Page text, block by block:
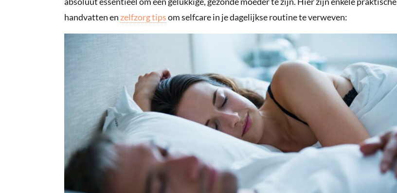
handvatten en zelfzorg tipsom selfcare in je dagelijkse routine te verweven: